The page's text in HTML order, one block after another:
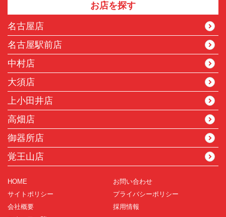
お店を探す
名古屋店
名古屋駅前店
中村店
大須店
上小田井店
高畑店
御器所店
覚王山店
HOME
お問い合わせ
サイトポリシー
プライバシーポリシー
会社概要
採用情報